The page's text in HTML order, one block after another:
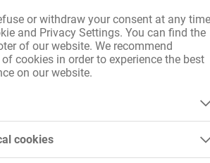
or withdraw your consent at any time
and Privacy Settings. You can find the
of our website. We recommend
cookies in order to experience the best
on our website.
necessary for the operation of the
cookies
are cookies that are used to analyze